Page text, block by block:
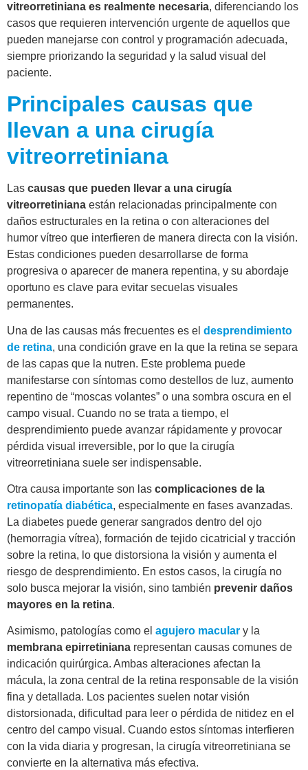
vitreorretiniana es realmente necesaria, diferenciando los
casos que requieren intervención urgente de aquellos que
pueden manejarse con control y programación adecuada,
siempre priorizando la seguridad y la salud visual del
paciente.
Principales causas que
llevan a una cirugía
vitreorretiniana
Las causas que pueden llevar a una cirugía
vitreorretiniana están relacionadas principalmente con
daños estructurales en la retina o con alteraciones del
humor vítreo que interfieren de manera directa con la visión.
Estas condiciones pueden desarrollarse de forma
progresiva o aparecer de manera repentina, y su abordaje
oportuno es clave para evitar secuelas visuales
permanentes.
Una de las causas más frecuentes es el desprendimiento
de retina, una condición grave en la que la retina se separa
de las capas que la nutren. Este problema puede
manifestarse con síntomas como destellos de luz, aumento
repentino de “moscas volantes” o una sombra oscura en el
campo visual. Cuando no se trata a tiempo, el
desprendimiento puede avanzar rápidamente y provocar
pérdida visual irreversible, por lo que la cirugía
vitreorretiniana suele ser indispensable.
Otra causa importante son las complicaciones de la
retinopatía diabética, especialmente en fases avanzadas.
La diabetes puede generar sangrados dentro del ojo
(hemorragia vítrea), formación de tejido cicatricial y tracción
sobre la retina, lo que distorsiona la visión y aumenta el
riesgo de desprendimiento. En estos casos, la cirugía no
solo busca mejorar la visión, sino también prevenir daños
mayores en la retina.
Asimismo, patologías como el agujero macular y la
membrana epirretiniana representan causas comunes de
indicación quirúrgica. Ambas alteraciones afectan la
mácula, la zona central de la retina responsable de la visión
fina y detallada. Los pacientes suelen notar visión
distorsionada, dificultad para leer o pérdida de nitidez en el
centro del campo visual. Cuando estos síntomas interfieren
con la vida diaria y progresan, la cirugía vitreorretiniana se
convierte en la alternativa más efectiva.